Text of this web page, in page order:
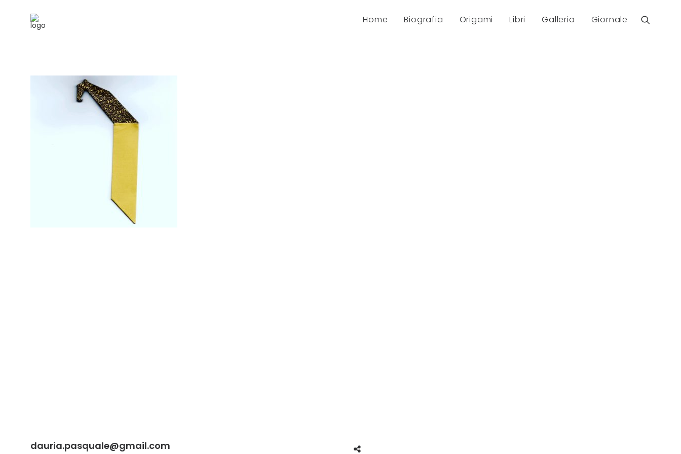
Home Biografia Origami Libri Galleria Giornale
dauria.pasquale@gmail.com